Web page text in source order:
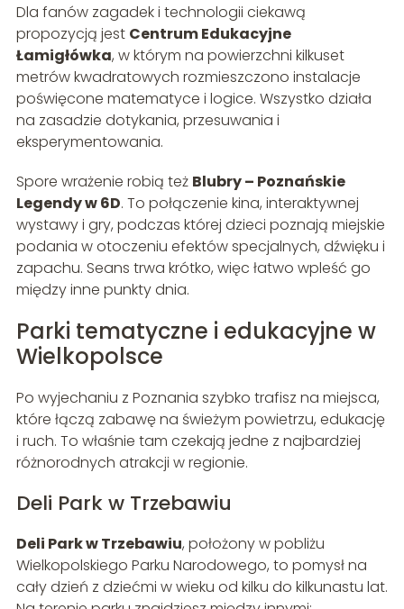
Dla fanów zagadek i technologii ciekawą
propozycją jest Centrum Edukacyjne
Łamigłówka, w którym na powierzchni kilkuset
metrów kwadratowych rozmieszczono instalacje
poświęcone matematyce i logice. Wszystko działa
na zasadzie dotykania, przesuwania i
eksperymentowania.
Spore wrażenie robią też Blubry – Poznańskie
Legendy w 6D. To połączenie kina, interaktywnej
wystawy i gry, podczas której dzieci poznają miejskie
podania w otoczeniu efektów specjalnych, dźwięku i
zapachu. Seans trwa krótko, więc łatwo wpleść go
między inne punkty dnia.
Parki tematyczne i edukacyjne w
Wielkopolsce
Po wyjechaniu z Poznania szybko trafisz na miejsca,
które łączą zabawę na świeżym powietrzu, edukację
i ruch. To właśnie tam czekają jedne z najbardziej
różnorodnych atrakcji w regionie.
Deli Park w Trzebawiu
Deli Park w Trzebawiu, położony w pobliżu
Wielkopolskiego Parku Narodowego, to pomysł na
cały dzień z dziećmi w wieku od kilku do kilkunastu lat.